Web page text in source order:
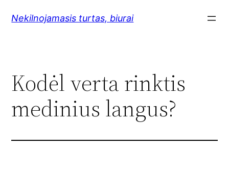
Nekilnojamasis turtas, biurai
Kodėl verta rinktis
medinius langus?